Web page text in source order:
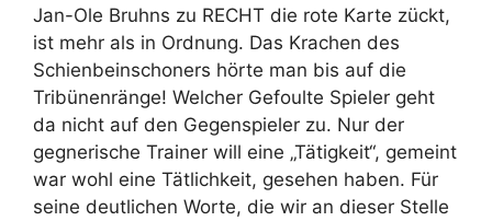
Jan-Ole Bruhns zu RECHT die rote Karte zückt,
ist mehr als in Ordnung. Das Krachen des
Schienbeinschoners hörte man bis auf die
Tribünenränge! Welcher Gefoulte Spieler geht
da nicht auf den Gegenspieler zu. Nur der
gegnerische Trainer will eine „Tätigkeit“, gemeint
war wohl eine Tätlichkeit, gesehen haben. Für
seine deutlichen Worte, die wir an dieser Stelle